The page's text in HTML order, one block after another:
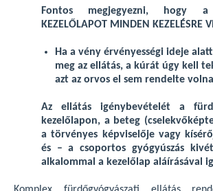
Fontos megjegyezni, hogy a
KEZELŐLAPOT MINDEN KEZELÉSRE
Ha a vény érvényességi ideje
meg az ellátás, a kúrát úgy kell
azt az orvos el sem rendelte
Az ellátás igénybevételét a
kezelőlapon, a beteg
a törvényes képviselője vagy
és – a csoportos gyógyúszás
alkalommal a kezelőlap aláírásával